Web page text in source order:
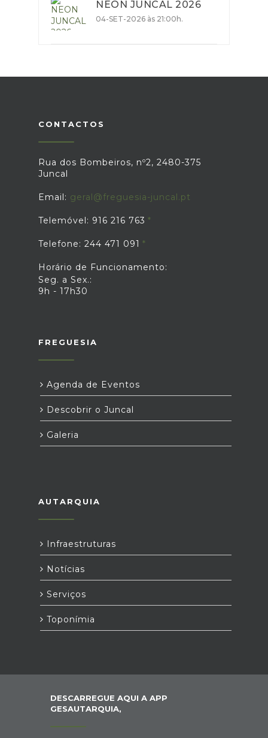
NEON JUNCAL 2026
04-SET-2026 às 21:00h.
CONTACTOS
Rua dos Bombeiros, nº2, 2480-375
Juncal
Email: geral@freguesia-juncal.pt
Telemóvel: 916 216 763
Telefone: 244 471 091
Horário de Funcionamento:
Seg. a Sex.:
9h - 17h30
FREGUESIA
Agenda de Eventos
Descobrir o Juncal
Galeria
AUTARQUIA
Infraestruturas
Notícias
Serviços
Toponímia
DESCARREGUE AQUI A APP
GESAUTARQUIA,